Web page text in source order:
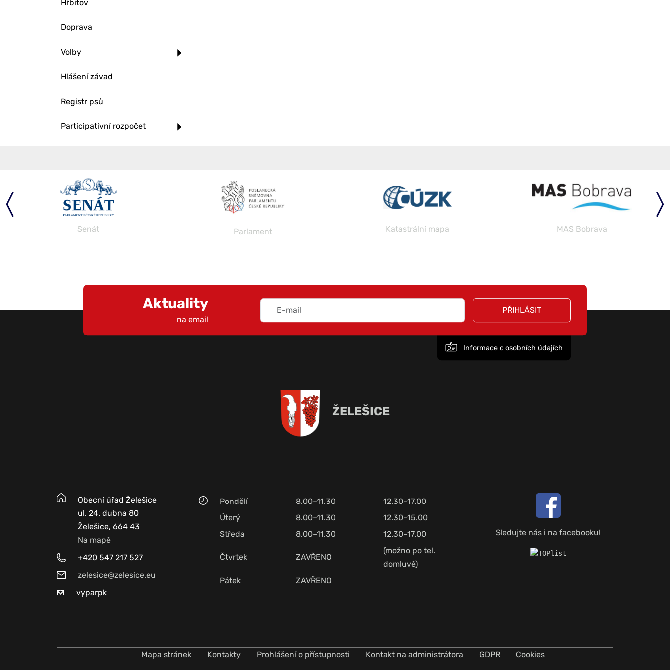
Hřbitov
Doprava
Volby
Hlášení závad
Registr psů
Participativní rozpočet
Senát Parlament Katastrální mapa MAS Bobrava
Aktuality
na email
PŘIHLÁSIT
Informace o osobních údajích
ŽELEŠICE
Obecní úřad Želešice
ul. 24. dubna 80
Želešice, 664 43
Na mapě
+420 547 217 527
zelesice@zelesice.eu
vyparpk
Pondělí 8.00–11.30
12.30–17.00
Úterý
8.00–11.30
12.30–15.00
Středa
8.00–11.30 12.30–17.00
Čtvrtek ZAVŘENO
(možno po tel.
domluvě)
Pátek
ZAVŘENO
Sledujte nás i na facebooku!
Mapa stránek Kontakty Prohlášení o přístupnosti Kontakt na administrátora GDPR Cookies